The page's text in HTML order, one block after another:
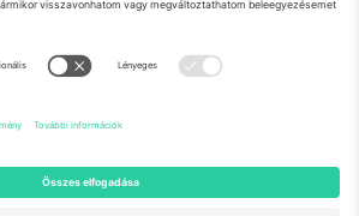
A részletekért tekintse meg az
Impresszumot és a Feltételeket.,